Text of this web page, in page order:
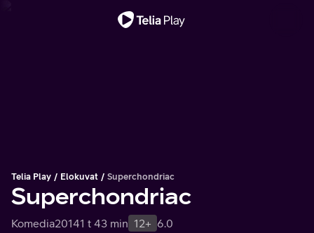
Telia Play Elokuvat Superchondriac
Superchondriac
Komedia20141 t 43 min 12+ 6.0